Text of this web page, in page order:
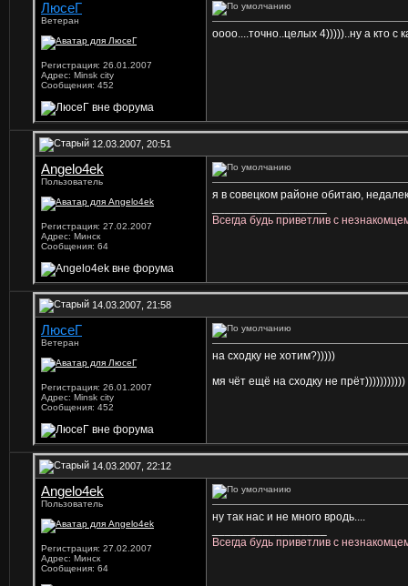
ЛюсеГ
Ветеран
Регистрация: 26.01.2007
Адрес: Minsk city
Сообщения: 452
оооо....точно..целых 4)))))..ну а кто с
12.03.2007, 20:51
Angelo4ek
Пользователь
Регистрация: 27.02.2007
Адрес: Минск
Сообщения: 64
я в совецком районе обитаю,
Всегда будь приветлив с
14.03.2007, 21:58
ЛюсеГ
Ветеран
Регистрация: 26.01.2007
Адрес: Minsk city
Сообщения: 452
на сходку не хотим?)))))
мя чёт ещё на сходку не прёт)))))))))))
14.03.2007, 22:12
Angelo4ek
Пользователь
Регистрация: 27.02.2007
Адрес: Минск
Сообщения: 64
ну так нас и не много вродь....
Всегда будь приветлив с